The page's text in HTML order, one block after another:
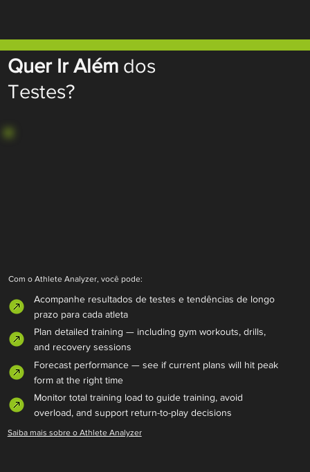
Quer Ir Alémdos
Testes?
Com o Athlete Analyzer, você pode:
Acompanhe resultados de testes e tendências de longo
prazo para cada atleta
Plan detailed training — including gym workouts, drills,
and recovery sessions
Forecast performance — see if current plans will hit peak
form at the right time
Monitor total training load to guide training, avoid
overload, and support return-to-play decisions
Saiba mais sobre o Athlete Analyzer